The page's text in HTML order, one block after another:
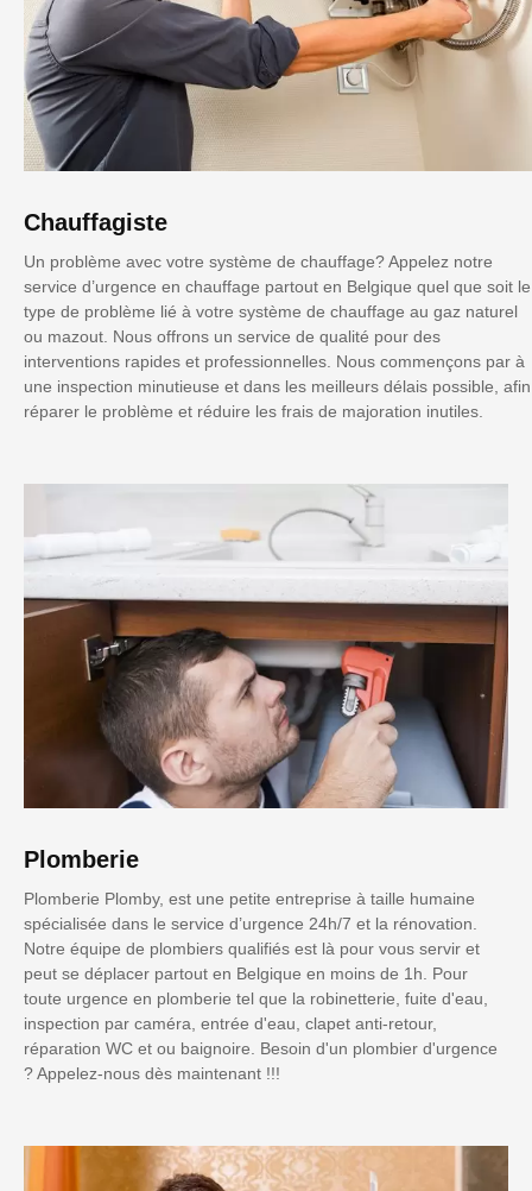
Chauffagiste
Un problème avec votre système de chauffage? Appelez notre
service d’urgence en chauffage partout en Belgique quel que soit le
type de problème lié à votre système de chauffage au gaz naturel
ou mazout. Nous offrons un service de qualité pour des
interventions rapides et professionnelles. Nous commençons par à
une inspection minutieuse et dans les meilleurs délais possible, afin
réparer le problème et réduire les frais de majoration inutiles.
Plomberie
Plomberie Plomby, est une petite entreprise à taille humaine
spécialisée dans le service d’urgence 24h/7 et la rénovation.
Notre équipe de plombiers qualifiés est là pour vous servir et
peut se déplacer partout en Belgique en moins de 1h. Pour
toute urgence en plomberie tel que la robinetterie, fuite d'eau,
inspection par caméra, entrée d'eau, clapet anti-retour,
réparation WC et ou baignoire. Besoin d'un plombier d'urgence
? Appelez-nous dès maintenant !!!